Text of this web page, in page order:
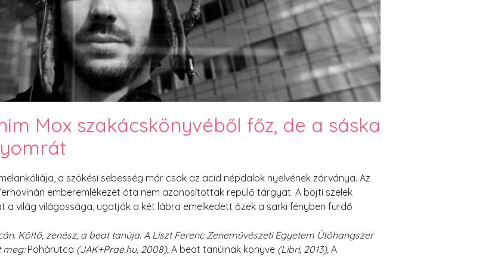
+SZIF
HNB
Eronim Mox szakácskönyve
Spoiler
Mox szakácskönyvéből főz, de a sáska
a szökési sebesség már csak az acid népdalok nyelvének zárványa. Az
emberemlékezet óta nem azonosítottak repülő tárgyat. A böjti szelek
a világ világossága, ugatják a két lábra emelkedett őzek a sarki fényben fürdő
Költő, zenész, a beat tanúja. A Liszt Ferenc Zeneművészeti Egyetem Ütőhangszer
meg: Pohárutca (JAK+Prae.hu, 2008), A beat tanúinak könyve (Libri, 2013), A